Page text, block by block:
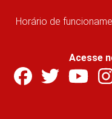
Horário de
Acesse